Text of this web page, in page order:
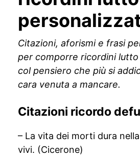
Citazioni, aforismi e frasi
per comporre ricordini
col pensiero che più si
cara venuta a mancare.
Citazioni ricordo
– La vita dei morti dura
vivi. (Cicerone)